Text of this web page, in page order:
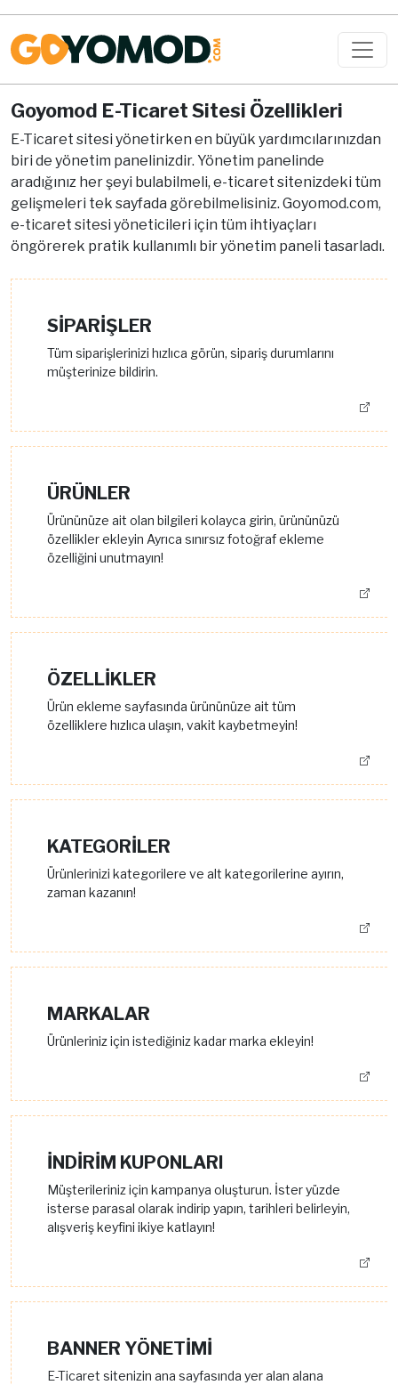
Goyomod E-Ticaret Sitesi Özellikleri
E-Ticaret sitesi yönetirken en büyük yardımcılarınızdan
biri de yönetim panelinizdir. Yönetim panelinde
aradığınız her şeyi bulabilmeli, e-ticaret sitenizdeki tüm
gelişmeleri tek sayfada görebilmelisiniz. Goyomod.com,
e-ticaret sitesi yöneticileri için tüm ihtiyaçları
öngörerek pratik kullanımlı bir yönetim paneli tasarladı.
SİPARİŞLER
Tüm siparişlerinizi hızlıca görün, sipariş durumlarını
müşterinize bildirin.
ÜRÜNLER
Ürününüze ait olan bilgileri kolayca girin, ürününüzü
özellikler ekleyin Ayrıca sınırsız fotoğraf ekleme
özelliğini unutmayın!
ÖZELLİKLER
Ürün ekleme sayfasında ürününüze ait tüm
özelliklere hızlıca ulaşın, vakit kaybetmeyin!
KATEGORİLER
Ürünlerinizi kategorilere ve alt kategorilerine ayırın,
zaman kazanın!
MARKALAR
Ürünleriniz için istediğiniz kadar marka ekleyin!
İNDİRİM KUPONLARI
Müşterileriniz için kampanya oluşturun. İster yüzde
isterse parasal olarak indirip yapın, tarihleri belirleyin,
alışveriş keyfini ikiye katlayın!
BANNER YÖNETİMİ
E-Ticaret sitenizin ana sayfasında yer alan alana